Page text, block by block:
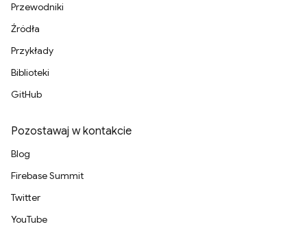
Przewodniki
Źródła
Przykłady
Biblioteki
GitHub
Pozostawaj w kontakcie
Blog
Firebase Summit
Twitter
YouTube